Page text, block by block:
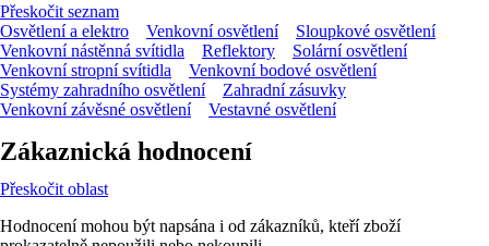
Přeskočit seznam
Osvětlení a elektro
Venkovní osvětlení
Sloupkové osvětlení
Venkovní nástěnná svítidla
Reflektory
Solární osvětlení
Venkovní stropní svítidla
Venkovní bodové osvětlení
Systémy zahradního osvětlení
Zahradní zásuvky
Venkovní závěsné osvětlení
Vestavné osvětlení
Zákaznická hodnocení
Přeskočit oblast
Hodnocení mohou být napsána i od zákazníků, kteří zboží